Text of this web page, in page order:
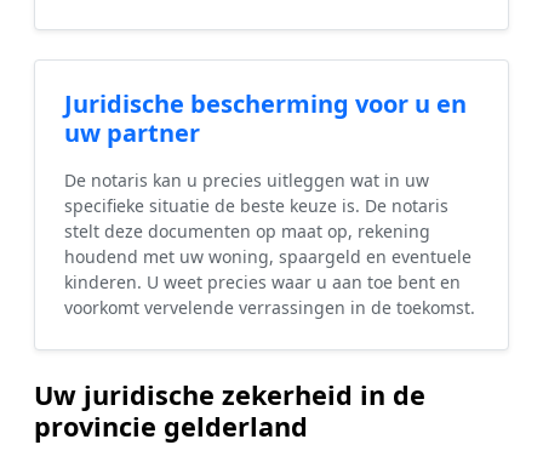
Juridische bescherming voor u en
uw partner
De notaris kan u precies uitleggen wat in uw
specifieke situatie de beste keuze is. De notaris
stelt deze documenten op maat op, rekening
houdend met uw woning, spaargeld en eventuele
kinderen. U weet precies waar u aan toe bent en
voorkomt vervelende verrassingen in de toekomst.
Uw juridische zekerheid in de
provincie gelderland